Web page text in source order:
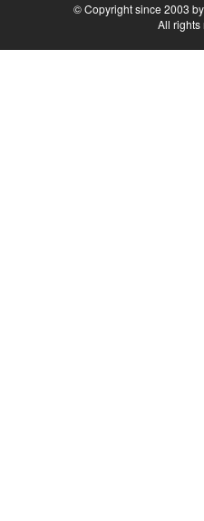
© Copyright since 2003
All rights